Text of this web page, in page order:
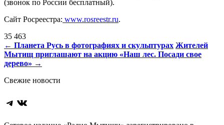
(звонок по России бесплатный).
Сайт Росреестра: www.rosreestr.ru.
35 463
Навигация
по
← Планета Русь в фотографиях и скульптурах Жителей
Мытищ приглашают на акцию «Наш лес. Посади свое
дерево» →
Свежие новости
Telegram
ВКонтакте